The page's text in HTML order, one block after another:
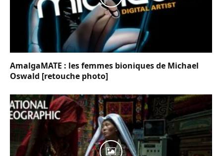
AmalgaMATE : les femmes bioniques de Michael
Oswald [retouche photo]